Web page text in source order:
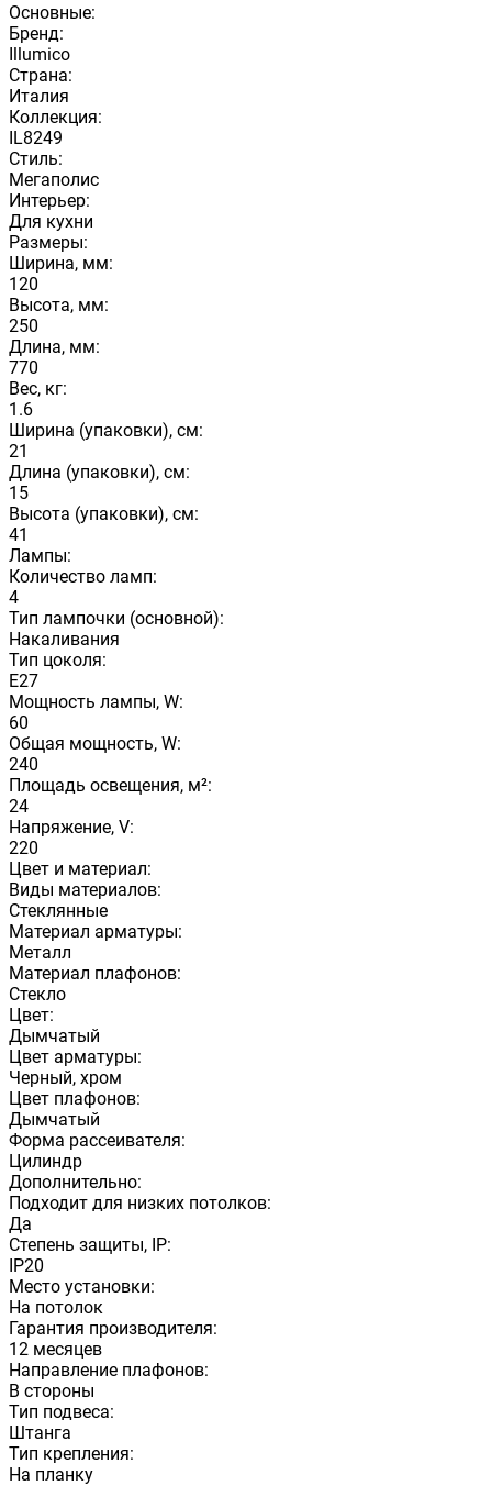
Основные:
Бренд:
Illumico
Страна:
Италия
Коллекция:
IL8249
Стиль:
Мегаполис
Интерьер:
Для кухни
Размеры:
Ширина, мм:
120
Высота, мм:
250
Длина, мм:
770
Вес, кг:
1.6
Ширина (упаковки), см:
21
Длина (упаковки), см:
15
Высота (упаковки), см:
41
Лампы:
Количество ламп:
4
Тип лампочки (основной):
Накаливания
Тип цоколя:
E27
Мощность лампы, W:
60
Общая мощность, W:
240
Площадь освещения, м²:
24
Напряжение, V:
220
Цвет и материал:
Виды материалов:
Стеклянные
Материал арматуры:
Металл
Материал плафонов:
Стекло
Цвет:
Дымчатый
Цвет арматуры:
Черный, хром
Цвет плафонов:
Дымчатый
Форма рассеивателя:
Цилиндр
Дополнительно:
Подходит для низких потолков:
Да
Степень защиты, IP:
IP20
Место установки:
На потолок
Гарантия производителя:
12 месяцев
Направление плафонов:
В стороны
Тип подвеса:
Штанга
Тип крепления:
На планку